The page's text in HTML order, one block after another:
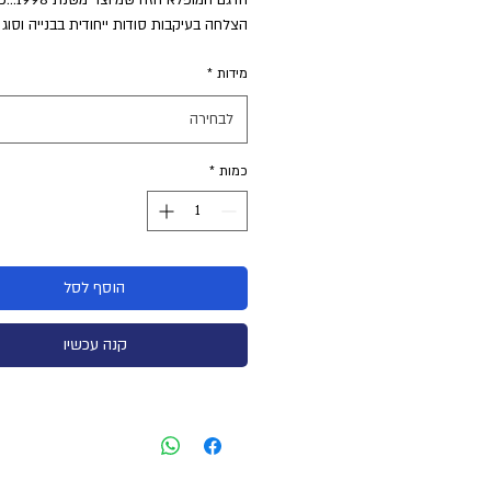
הצלחה בעיקבות סודות ייחודית בבנייה
מידות *
לבחירה
כמות *
הוסף לסל
קנה עכשיו